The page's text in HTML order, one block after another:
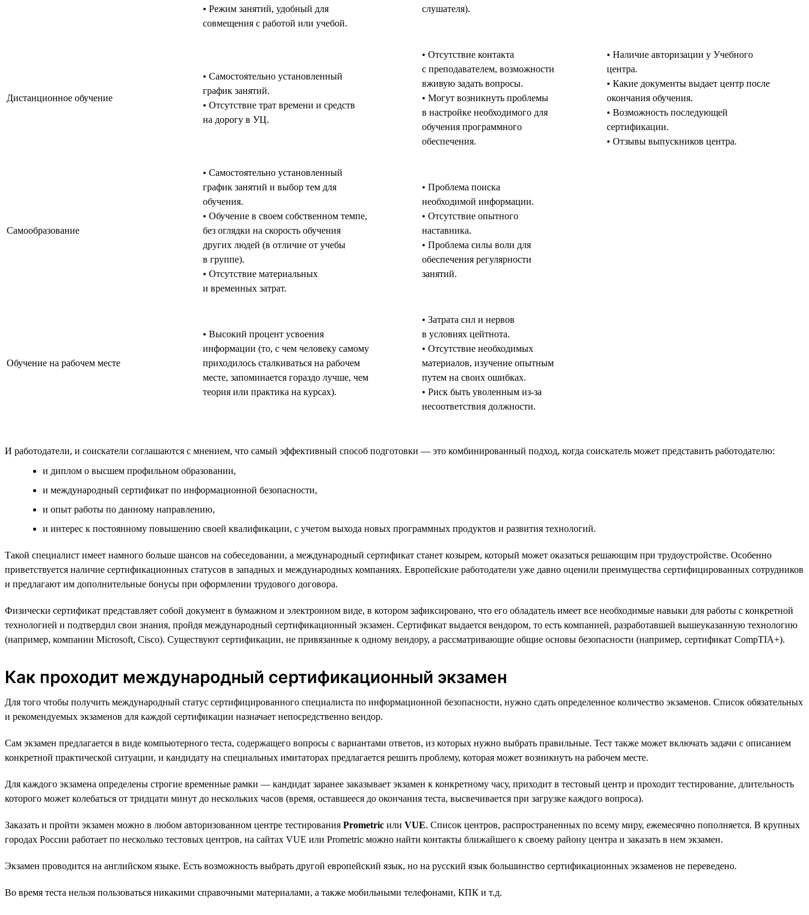
• Режим занятий, удобный для
совмещения с работой или учебой.
слушателя).
Дистанционное обучение
• Самостоятельно установленный
график занятий.
• Отсутствие трат времени и средств
на дорогу в УЦ.
• Отсутствие контакта
с преподавателем, возможности
вживую задать вопросы.
• Могут возникнуть проблемы
в настройке необходимого для
обучения программного
обеспечения.
• Наличие авторизации у Учебного
центра.
• Какие документы выдает центр после
окончания обучения.
• Возможность последующей
сертификации.
• Отзывы выпускников центра.
Самообразование
• Самостоятельно установленный
график занятий и выбор тем для
обучения.
• Обучение в своем собственном темпе,
без оглядки на скорость обучения
других людей (в отличие от учебы
в группе).
• Отсутствие материальных
и временных затрат.
• Проблема поиска
необходимой информации.
• Отсутствие опытного
наставника.
• Проблема силы воли для
обеспечения регулярности
занятий.
Обучение на рабочем месте
• Высокий процент усвоения
информации (то, с чем человеку самому
приходилось сталкиваться на рабочем
месте, запоминается гораздо лучше, чем
теория или практика на курсах).
• Затрата сил и нервов
в условиях цейтнота.
• Отсутствие необходимых
материалов, изучение опытным
путем на своих ошибках.
• Риск быть уволенным из-за
несоответствия должности.
И работодатели, и соискатели соглашаются с мнением, что самый эффективный способ подготовки — это комбинированный подход, когда соискатель может представить работодателю:
и диплом о высшем профильном образовании,
и международный сертификат по информационной безопасности,
и опыт работы по данному направлению,
и интерес к постоянному повышению своей квалификации, с учетом выхода новых программных продуктов и развития технологий.
Такой специалист имеет намного больше шансов на собеседовании, а международный сертификат станет козырем, который может оказаться решающим при трудоустройстве. Особенно
приветствуется наличие сертификационных статусов в западных и международных компаниях. Европейские работодатели уже давно оценили преимущества сертифицированных сотрудников
и предлагают им дополнительные бонусы при оформлении трудового договора.
Физически сертификат представляет собой документ в бумажном и электронном виде, в котором зафиксировано, что его обладатель имеет все необходимые навыки для работы с конкретной
технологией и подтвердил свои знания, пройдя международный сертификационный экзамен. Сертификат выдается вендором, то есть компанией, разработавшей вышеуказанную технологию
(например, компании Microsoft, Cisco). Существуют сертификации, не привязанные к одному вендору, а рассматривающие общие основы безопасности (например, сертификат CompTIA+).
Как проходит международный сертификационный экзамен
Для того чтобы получить международный статус сертифицированного специалиста по информационной безопасности, нужно сдать определенное количество экзаменов. Список обязательных
и рекомендуемых экзаменов для каждой сертификации назначает непосредственно вендор.
Сам экзамен предлагается в виде компьютерного теста, содержащего вопросы с вариантами ответов, из которых нужно выбрать правильные. Тест также может включать задачи с описанием
конкретной практической ситуации, и кандидату на специальных имитаторах предлагается решить проблему, которая может возникнуть на рабочем месте.
Для каждого экзамена определены строгие временные рамки — кандидат заранее заказывает экзамен к конкретному часу, приходит в тестовый центр и проходит тестирование, длительность
которого может колебаться от тридцати минут до нескольких часов (время, оставшееся до окончания теста, высвечивается при загрузке каждого вопроса).
Заказать и пройти экзамен можно в любом авторизованном центре тестирования Prometric или VUE. Список центров, распространенных по всему миру, ежемесячно пополняется. В крупных
городах России работает по несколько тестовых центров, на сайтах VUE или Prometric можно найти контакты ближайшего к своему району центра и заказать в нем экзамен.
Экзамен проводится на английском языке. Есть возможность выбрать другой европейский язык, но на русский язык большинство сертификационных экзаменов не переведено.
Во время теста нельзя пользоваться никакими справочными материалами, а также мобильными телефонами, КПК и т.д.